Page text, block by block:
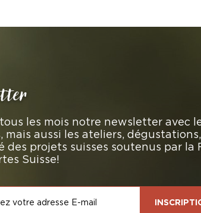
les mois notre newsletter avec
mais aussi les ateliers,
des projets suisses soutenus par
Suisse!